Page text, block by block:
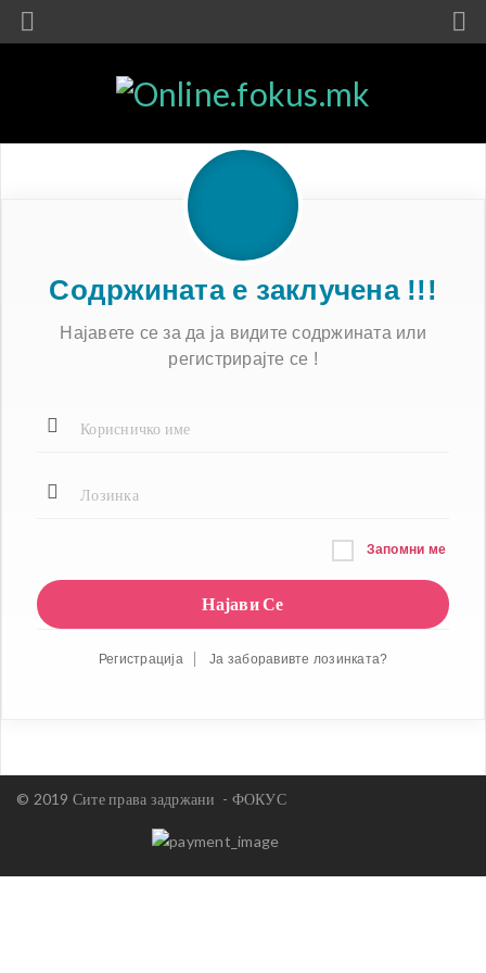
Содржината е заклучена !!!
Најавете се за да ја видите содржината или
регистрирајте се !
Запомни ме
Регистрација Ја заборавивте лозинката?
© 2019 Сите права задржани - ФОКУС